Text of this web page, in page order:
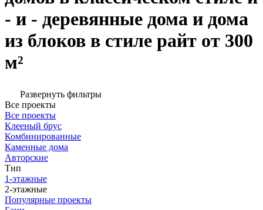
- и - деревянные дома и дома
из блоков в стиле райт от 300
м²
Развернуть фильтры
Все проекты
Все проекты
Клееный брус
Комбинированные
Каменные дома
Авторские
Тип
1-этажные
2-этажные
Популярные проекты